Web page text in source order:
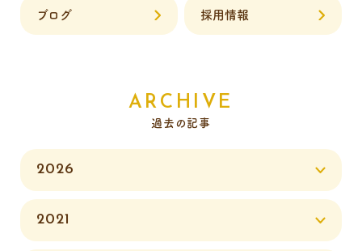
ブログ 採用情報
ARCHIVE
過去の記事
2026
2021